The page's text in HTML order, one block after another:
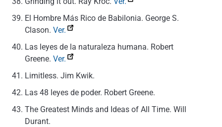
El Hombre Más Rico de Babilonia. George S.
Clason. Ver.
Las leyes de la naturaleza humana. Robert
Greene. Ver.
Limitless. Jim Kwik.
Las 48 leyes de poder. Robert Greene.
The Greatest Minds and Ideas of All Time. Will
Durant.